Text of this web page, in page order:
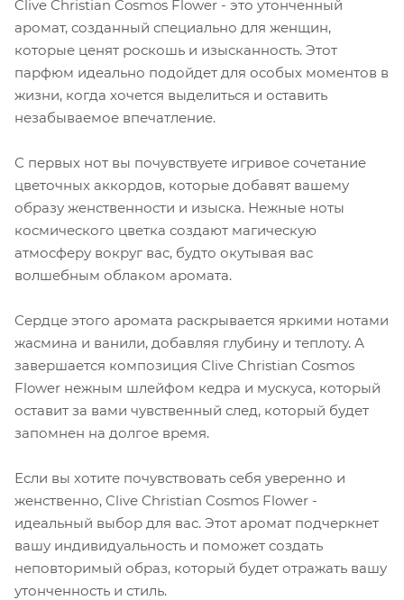
Clive Christian Cosmos Flower - это утонченный
аромат, созданный специально для женщин,
которые ценят роскошь и изысканность. Этот
парфюм идеально подойдет для особых моментов в
жизни, когда хочется выделиться и оставить
незабываемое впечатление.
С первых нот вы почувствуете игривое сочетание
цветочных аккордов, которые добавят вашему
образу женственности и изыска. Нежные ноты
космического цветка создают магическую
атмосферу вокруг вас, будто окутывая вас
волшебным облаком аромата.
Сердце этого аромата раскрывается яркими нотами
жасмина и ванили, добавляя глубину и теплоту. А
завершается композиция Clive Christian Cosmos
Flower нежным шлейфом кедра и мускуса, который
оставит за вами чувственный след, который будет
запомнен на долгое время.
Если вы хотите почувствовать себя уверенно и
женственно, Clive Christian Cosmos Flower -
идеальный выбор для вас. Этот аромат подчеркнет
вашу индивидуальность и поможет создать
неповторимый образ, который будет отражать вашу
утонченность и стиль.